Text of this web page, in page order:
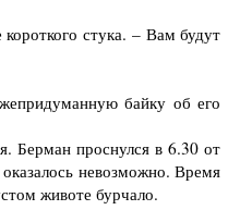
стука. – Вам будут
байку об его
Берман проснулся в 6.30 от
невозможно. Время
животе бурчало.